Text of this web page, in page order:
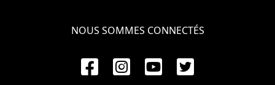
ANACHRONISM
NOUS SOMMES CONNECTÉS